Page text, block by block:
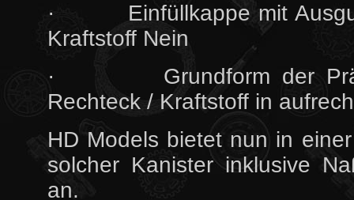
· Einfüllkappe mit
Kraftstoff Nein
· Grundform der
Rechteck / Kraftstoff in
HD Models bietet nun in
solcher Kanister inklusive
an.